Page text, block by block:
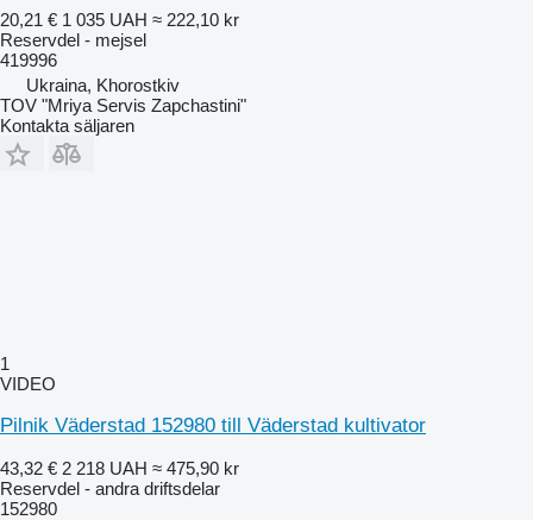
20,21 € 1 035 UAH ≈ 222,10 kr
Reservdel - mejsel
419996
Ukraina, Khorostkiv
TOV "Mriya Servis Zapchastini"
Kontakta säljaren
1
VIDEO
Pilnik Väderstad 152980 till Väderstad kultivator
43,32 € 2 218 UAH ≈ 475,90 kr
Reservdel - andra driftsdelar
152980